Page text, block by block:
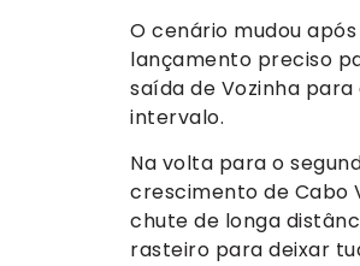
O cenário mudou
lançamento preciso
saída de Vozinha
intervalo.
Na volta para o
crescimento de Cabo
chute de longa
rasteiro para deixar